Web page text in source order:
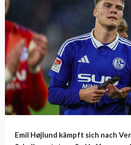
Emil Højlund kämpft sich nach